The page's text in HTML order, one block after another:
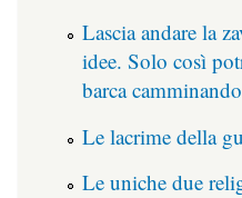
Lascia andare la
idee. Solo così
barca
Le lacrime della
Le uniche due